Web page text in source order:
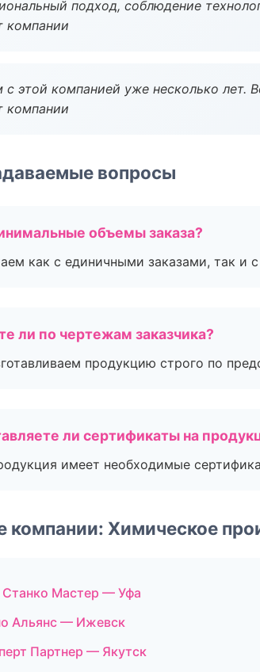
подход, соблюдение
компании
с этой компанией уже несколько лет.
компании
вопросы
объемы заказа?
как с единичными заказами, так и
ли по чертежам заказчика?
продукцию строго по
ли сертификаты на
имеет необходимые
компании: Химическое
Мастер — Уфа
Альянс — Ижевск
Партнер — Якутск